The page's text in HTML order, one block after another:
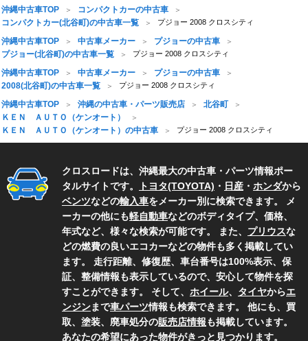
沖縄中古車TOP
コンパクトカーの中古車
コンパクトカー(北谷町)の中古車一覧
プジョー 2008 クロスシティ
沖縄中古車TOP 中古車メーカー
プジョーの中古車
プジョー(北谷町)の中古車一覧
プジョー 2008 クロスシティ
沖縄中古車TOP 中古車メーカー
プジョーの中古車
2008(北谷町)の中古車一覧
プジョー 2008 クロスシティ
沖縄中古車TOP 沖縄の中古車・パーツ販売店
北谷町
ＫＥＮ ＡＵＴＯ（ケンオート）
ＫＥＮ ＡＵＴＯ（ケンオート）の中古車
プジョー 2008 クロスシティ
クロスロードは、沖縄最大の中古車・パーツ情報ポー
タルサイトです。
トヨタ(TOYOTA) ・ 日産 ・ ホンダから
ベンツなどの輸入車をメーカー別に検索できます。 メ
ーカーの他にも軽自動車などのボディタイプ、価格、
年式など、様々な検索が可能です。 また、 プリウスな
どの燃費の良いエコカーなどの物件も多く掲載してい
ます。 走行距離、修復歴、車台番号は100%表示、保
証、整備情報も表示しているので、安心して物件を探
すことができます。 そして、 ホイール、 タイヤからエ
ンジンまで車パーツ情報も検索できます。 他にも、買
取、塗装、廃車処分の販売店情報も掲載しています。
あなたの希望にあった物件がきっと見つかります。